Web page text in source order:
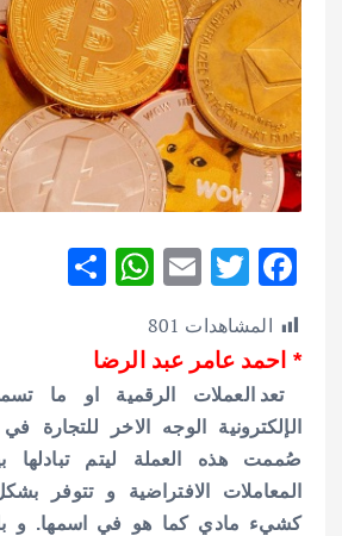
F
ac
e
b
o
o
k
T
w
it
te
r
E
ai
l
W
at
s
A
p
p
e
المشاهدات 801
* احمد عامر عبد الرضا
تعد العملات الرقمية او ما
الإلكترونية الوجه الاخر للتجارة
صُممت هذه العملة ليتم
المعاملات الافتراضية و تتوفر
كشيء مادي كما هو في اسمها. و